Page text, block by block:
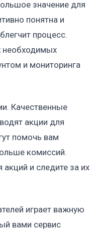
значение для
понятна и
процесс.
необходимых
и мониторинга
Качественные
акции для
помочь вам
комиссий.
акций и следите за их
играет важную
вами сервис